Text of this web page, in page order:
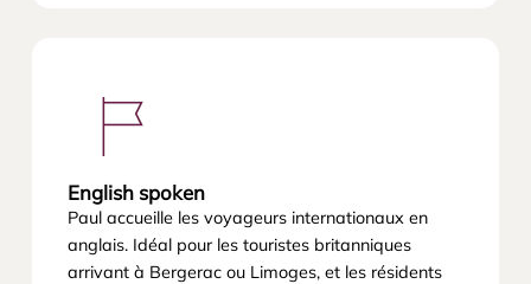
English spoken
Paul accueille les voyageurs internationaux en
anglais. Idéal pour les touristes britanniques
arrivant à Bergerac ou Limoges, et les résidents